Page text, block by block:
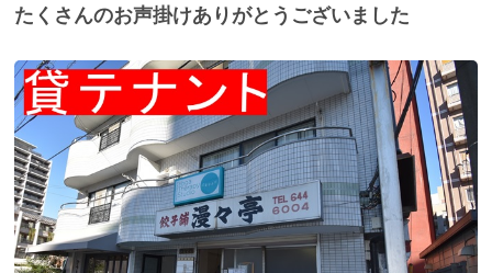
たくさんのお声掛けありがとうございました